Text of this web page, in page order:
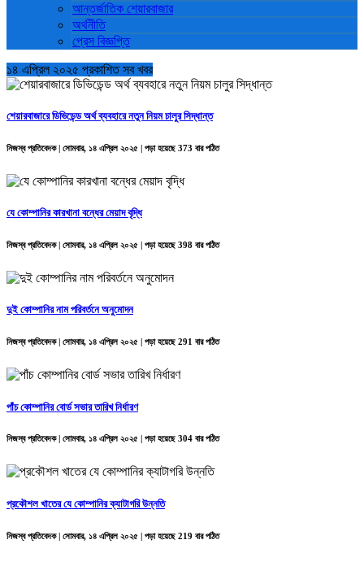
আন্তর্জাতিক শেয়ারবাজার
অর্থনীতি
প্রেস বিজ্ঞপ্তি
১৪ এপ্রিল ২০২৫ প্রকাশিত সব খবর
শেয়ারবাজারে ডিভিডেন্ড অর্থ ব্যবহারে নতুন নিয়ম চালুর সিদ্ধান্ত
নিজস্ব প্রতিবেদক | সোমবার, ১৪ এপ্রিল ২০২৫ | পড়া হয়েছে 373 বার পঠিত
যে কোম্পানির কারখানা বন্ধের মেয়াদ বৃদ্ধি
নিজস্ব প্রতিবেদক | সোমবার, ১৪ এপ্রিল ২০২৫ | পড়া হয়েছে 398 বার পঠিত
দুই কোম্পানির নাম পরিবর্তনে অনুমোদন
নিজস্ব প্রতিবেদক | সোমবার, ১৪ এপ্রিল ২০২৫ | পড়া হয়েছে 291 বার পঠিত
পাঁচ কোম্পানির বোর্ড সভার তারিখ নির্ধারণ
নিজস্ব প্রতিবেদক | সোমবার, ১৪ এপ্রিল ২০২৫ | পড়া হয়েছে 304 বার পঠিত
প্রকৌশল খাতের যে কোম্পানির ক্যাটাগরি উন্নতি
নিজস্ব প্রতিবেদক | সোমবার, ১৪ এপ্রিল ২০২৫ | পড়া হয়েছে 219 বার পঠিত